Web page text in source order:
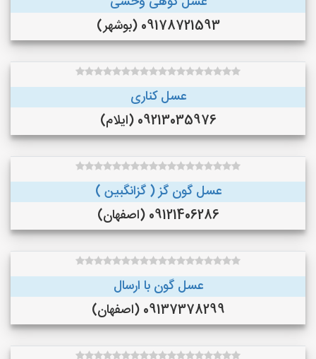
09178721593 (بوشهر)
عسل کناری
09213035976 (ایلام)
عسل گون گز ( گزانگبین )
09121406286 (اصفهان)
عسل گون با ارسال
09137378299 (اصفهان)